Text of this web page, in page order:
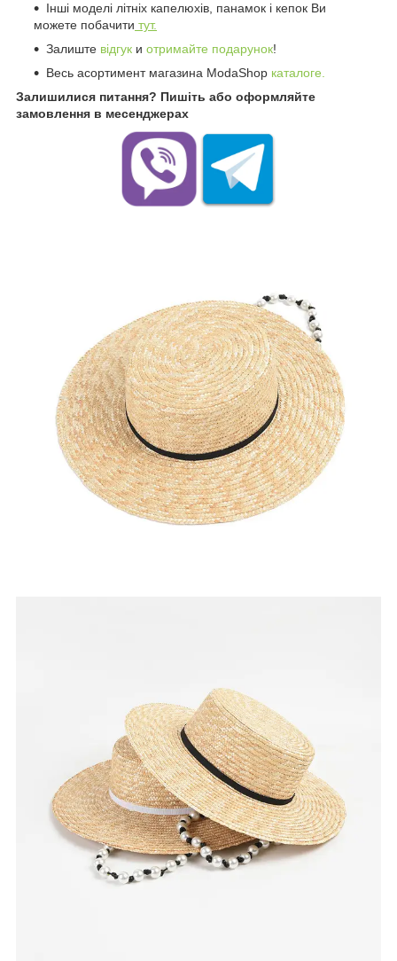
Інші моделі літніх капелюхів, панамок і кепок Ви
можете побачити тут.
Залиште відгук и отримайте подарунок!
Весь асортимент магазина ModaShop каталоге.
Залишилися питання? Пишіть або оформляйте
замовлення в месенджерах